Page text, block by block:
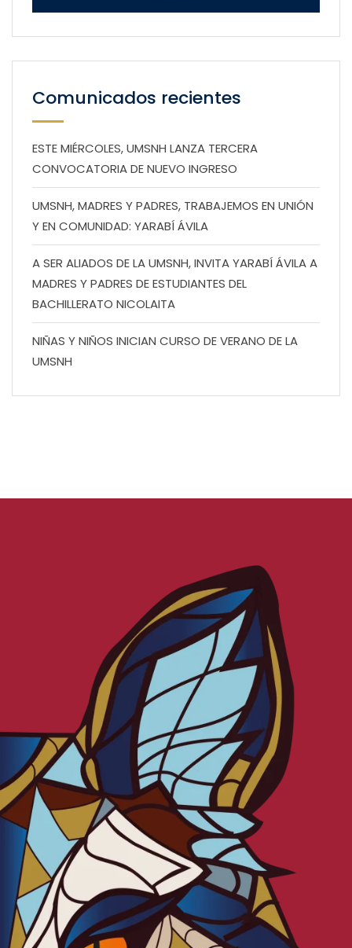
Comunicados recientes
ESTE MIÉRCOLES, UMSNH LANZA TERCERA
CONVOCATORIA DE NUEVO INGRESO
UMSNH, MADRES Y PADRES, TRABAJEMOS EN UNIÓN
Y EN COMUNIDAD: YARABÍ ÁVILA
A SER ALIADOS DE LA UMSNH, INVITA YARABÍ ÁVILA A
MADRES Y PADRES DE ESTUDIANTES DEL
BACHILLERATO NICOLAITA
NIÑAS Y NIÑOS INICIAN CURSO DE VERANO DE LA
UMSNH